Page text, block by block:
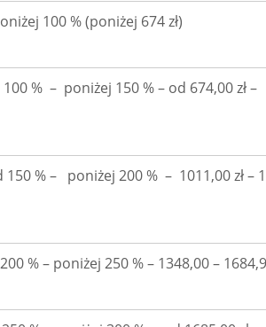
100 % (poniżej 674 zł)
– poniżej 150 % – od 674,00 zł –
– poniżej 200 % – 1011,00 zł –
– poniżej 250 % – 1348,00 –